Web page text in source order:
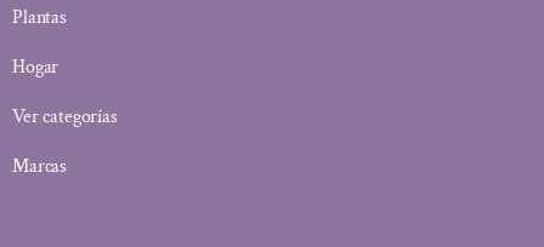
Plantas
Hogar
Ver categorías
Marcas